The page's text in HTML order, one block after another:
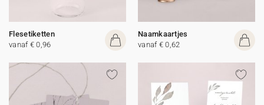
Flesetiketten
vanaf € 0,96
Naamkaartjes
vanaf € 0,62